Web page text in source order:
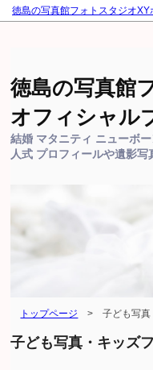
徳島の写真館フォトスタジオ
徳島の写真館
オフィシャル
結婚 マタニティ ニューボ
人式 プロフィールや遺影
トップページ > 子ども写真
子ども写真・キッズ